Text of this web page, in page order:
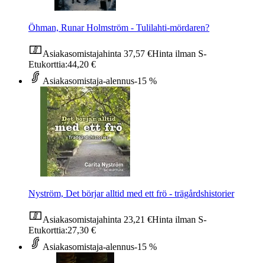
Öhman, Runar Holmström - Tulilahti-mördaren?
Asiakasomistajahinta 37,57 €Hinta ilman S-
Etukorttia:44,20 €
Asiakasomistaja-alennus-15 %
Nyström, Det börjar alltid med ett frö - trägårdshistorier
Asiakasomistajahinta 23,21 €Hinta ilman S-
Etukorttia:27,30 €
Asiakasomistaja-alennus-15 %